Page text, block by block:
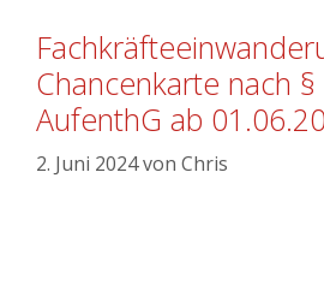
Chancenkarte nach
AufenthG ab
2. Juni 2024von Chris